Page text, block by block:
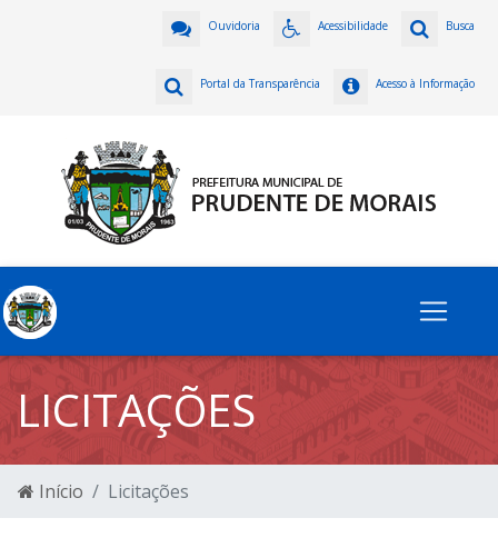
Busca
Acessibilidade
Ouvidoria
Acesso à Informação
Portal da Transparência
LICITAÇÕES
Início Licitações